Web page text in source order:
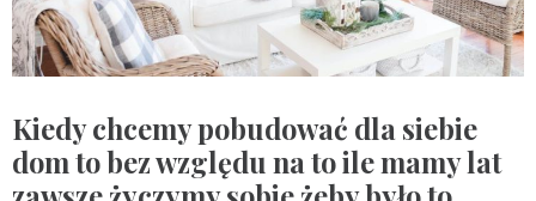
Kiedy chcemy pobudować dla siebie
dom to bez względu na to ile mamy lat